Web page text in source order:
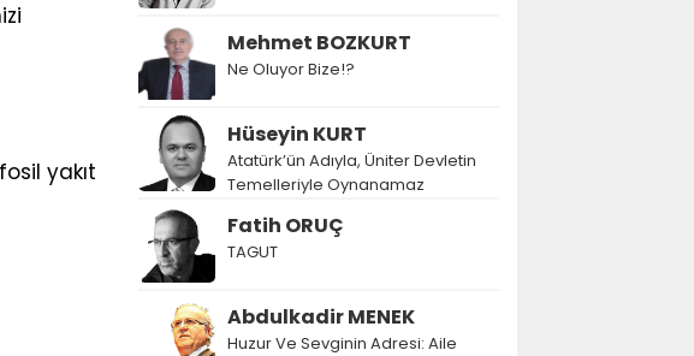
yakıt
Mehmet BOZKURT
Ne Oluyor Bize!?
Hüseyin KURT
Atatürk’ün Adıyla, Üniter Devletin
Temelleriyle Oynanamaz
Fatih ORUÇ
TAGUT
Abdulkadir MENEK
Huzur Ve Sevginin Adresi: Aile